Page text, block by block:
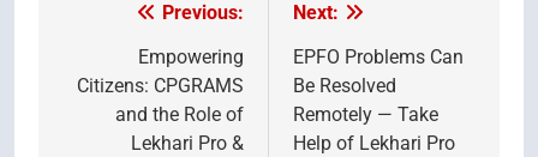
navigation
Previous:
Empowering
Citizens: CPGRAMS
and the Role of
Lekhari Pro &
Next:
EPFO Problems Can
Be Resolved
Remotely — Take
Help of Lekhari Pro